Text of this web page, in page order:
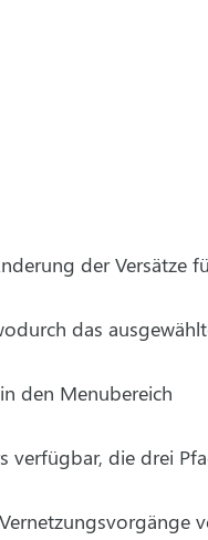
der Versätze
das
den Menubereich
verfügbar, die drei